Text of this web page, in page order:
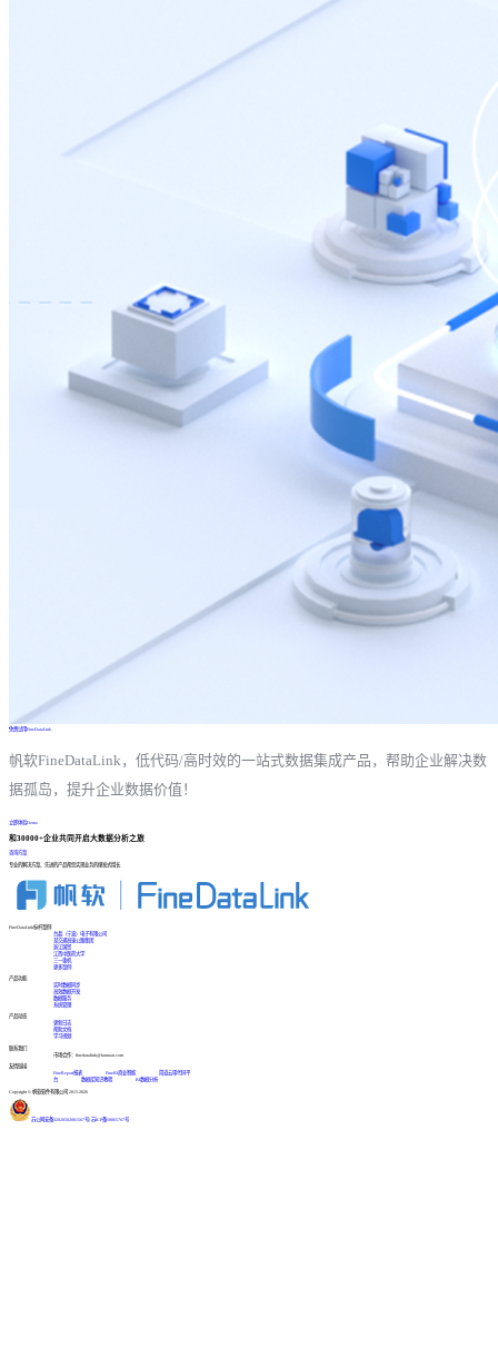
免费试用FineDataLink
帆软FineDataLink，低代码/高时效的一站式数据集成产品，帮助企业解决数
据孤岛，提升企业数据价值！
立即体验Demo
和30000+企业共同开启大数据分析之旅
咨询方案
专业的解决方案、先进的产品帮您实现业务的爆发式增长
FineDataLink标杆案例
台晶（宁波）电子有限公司
某交通高速公路集团
浙江国贸
江西中医药大学
三一重机
更多案例
产品功能
实时数据同步
高效数据开发
数据服务
系统管理
产品动态
更新日志
帮助文档
学习视频
联系我们
市场合作：finedatalink@fanruan.com
友情链接
FineReport报表
FineBI商业智能
简道云零代码平
台
数据库知识教程 BI数据分析
Copyright © 帆软软件有限公司 2015-2026
苏公网安备32020502001567号 苏ICP备18065767号